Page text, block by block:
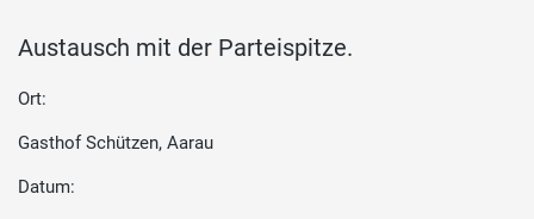
Austausch mit der Parteispitze.
Ort:
Gasthof Schützen, Aarau
Datum: